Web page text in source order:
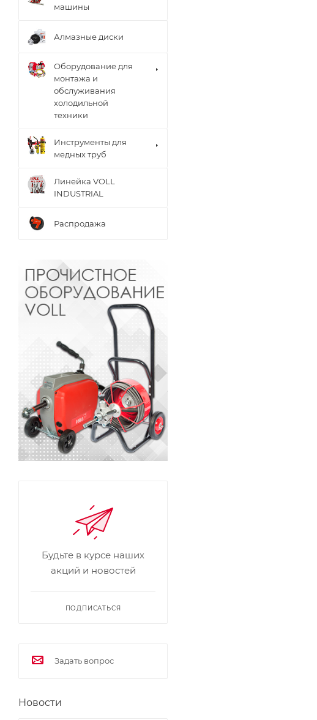
машины
Алмазные диски
Оборудование для
монтажа и
обслуживания
холодильной
техники
Инструменты для
медных труб
Линейка VOLL
INDUSTRIAL
Распродажа
Будьте в курсе наших
акций и новостей
ПОДПИСАТЬСЯ
Задать вопрос
Новости